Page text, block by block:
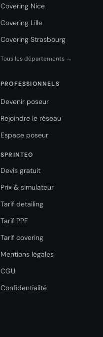
Covering Nice
Covering Lille
Covering Strasbourg
Tous les départements →
PROFESSIONNELS
Devenir poseur
Rejoindre le réseau
Espace poseur
SPRINTEO
Devis gratuit
Prix & simulateur
Tarif detailing
Tarif PPF
Tarif covering
Mentions légales
CGU
Confidentialité